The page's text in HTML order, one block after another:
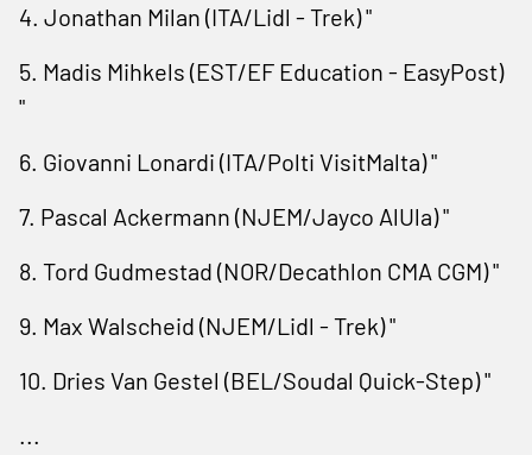
4. ⁠Jonathan Milan (ITA/Lidl - ​Trek) "
5. Madis Mihkels (EST/EF Education - EasyPost)
"
6. ​Giovanni Lonardi (ITA/Polti VisitMalta) "
7. Pascal Ackermann (NJEM/Jayco AlUla) "
8. Tord Gudmestad (NOR/Decathlon CMA CGM) "
9. Max Walscheid (NJEM/Lidl - Trek) "
10. Dries ⁠Van Gestel (BEL/Soudal Quick-Step) "
...